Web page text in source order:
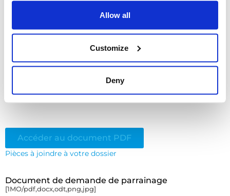
Allow all
Customize
Deny
interactif à remplir directement sur le
partir de la page web
Enregistrez-le
sur votre ordinateur et
vérifiez bien que le document
vide avant de le joindre!
Joignez-le plus bas
Accéder au document PDF
Pièces à joindre à votre dossier
Document de demande de parrainage
[1MO/pdf,docx,odt,png,jpg]